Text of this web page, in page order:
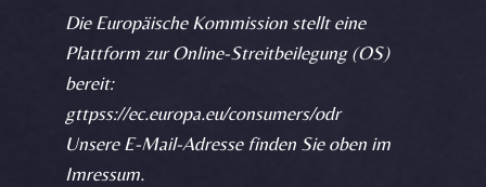
Die Europäische Kommission stellt eine
Plattform zur Online-Streitbeilegung (OS)
bereit:
gttpss://ec.europa.eu/consumers/odr
Unsere E-Mail-Adresse finden Sie oben im
Imressum.